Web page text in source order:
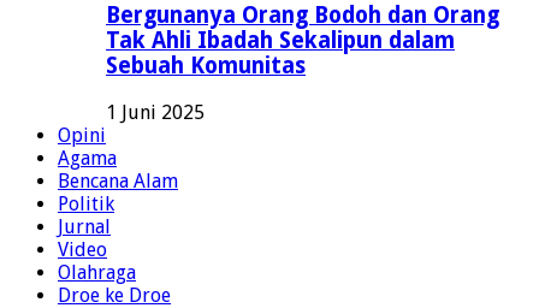
Bergunanya Orang Bodoh dan Orang
Tak Ahli Ibadah Sekalipun dalam
Sebuah Komunitas
1 Juni 2025
Opini
Agama
Bencana Alam
Politik
Jurnal
Video
Olahraga
Droe ke Droe